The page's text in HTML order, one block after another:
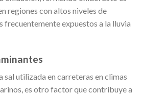
regiones con altos niveles de
frecuentemente expuestos a la lluvia
sal utilizada en carreteras en climas
es otro factor que contribuye a